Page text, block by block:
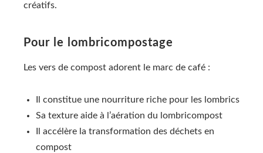
créatifs.
Pour le lombricompostage
Les vers de compost adorent le marc de café :
Il constitue une nourriture riche pour les lombrics
Sa texture aide à l’aération du lombricompost
Il accélère la transformation des déchets en
compost